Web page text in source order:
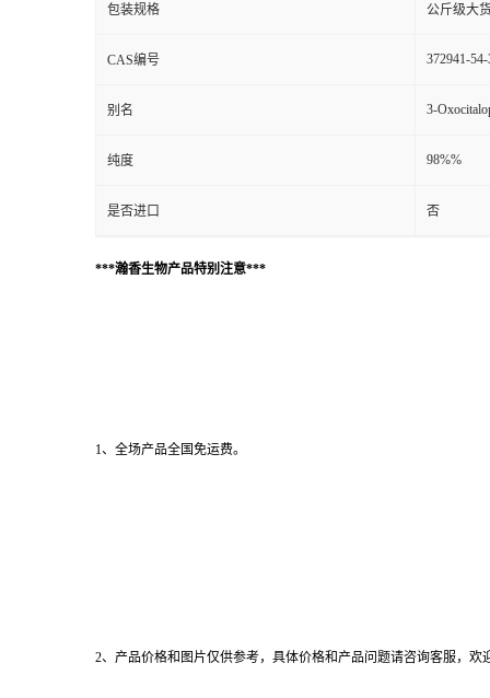
包装规格 公斤级大
CAS编号 372941-54-
别名 3-
纯度 98%%
是否进口 否
***瀚香生物产品特别注意***
1、全场产品全国免运费。
2、产品价格和图片仅供参考，具体价格和产品问题请咨询客服，欢